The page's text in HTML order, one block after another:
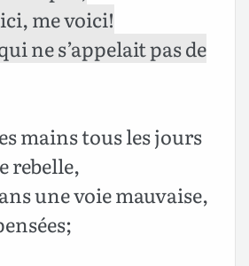
me voici!
ne s’appelait pas de
mains tous les jours
rebelle,
une voie mauvaise,